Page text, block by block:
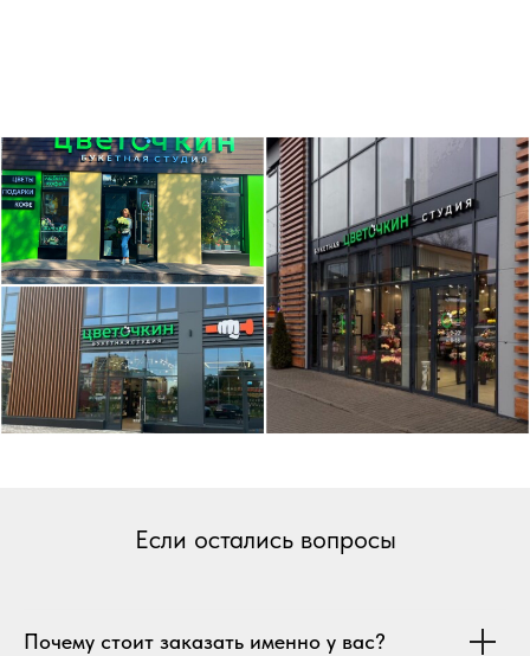
Если остались вопросы
Почему стоит заказать именно у вас?